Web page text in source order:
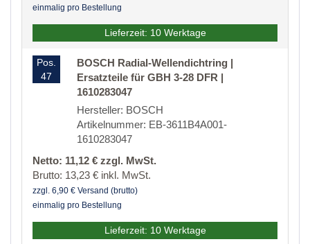
einmalig pro Bestellung
Lieferzeit: 10 Werktage
Pos.
47
BOSCH Radial-Wellendichtring |
Ersatzteile für GBH 3-28 DFR |
1610283047
Hersteller: BOSCH
Artikelnummer: EB-3611B4A001-
1610283047
Netto: 11,12 € zzgl. MwSt.
Brutto: 13,23 € inkl. MwSt.
zzgl. 6,90 € Versand (brutto)
einmalig pro Bestellung
Lieferzeit: 10 Werktage